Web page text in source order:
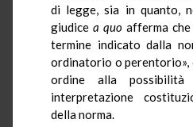
di legge, sia in quanto,
giudice a quo afferma
termine indicato dalla
ordinatorio o perentorio»,
ordine alla
interpretazione
della norma.